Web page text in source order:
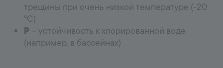
трещины при очень низкой температуре (-20
°C)
P – устойчивость к хлорированной воде
(например, в бассейнах)